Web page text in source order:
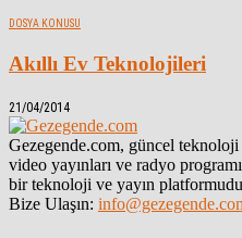
DOSYA KONUSU
Akıllı Ev Teknolojileri
21/04/2014
Gezegende.com, güncel
video yayınları ve radyo
bir teknoloji ve yayın
Bize Ulaşın: